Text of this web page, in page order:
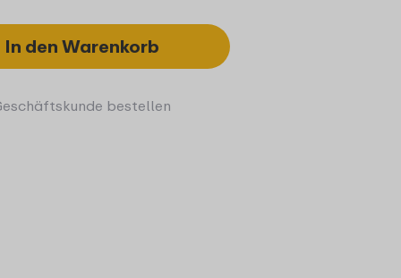
In den Warenkorb
bestellen